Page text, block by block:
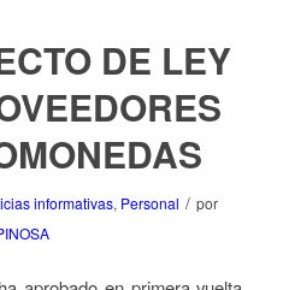
DE LEY
informativas, Personal / por